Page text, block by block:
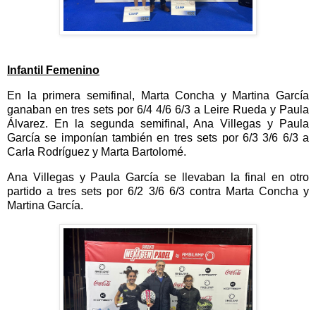
Infantil Femenino
En la primera semifinal, Marta Concha y Martina García
ganaban en tres sets por 6/4 4/6 6/3 a Leire Rueda y Paula
Álvarez. En la segunda semifinal, Ana Villegas y Paula
García se imponían también en tres sets por 6/3 3/6 6/3 a
Carla Rodríguez y Marta Bartolomé.
Ana Villegas y Paula García se llevaban la final en otro
partido a tres sets por 6/2 3/6 6/3 contra Marta Concha y
Martina García.